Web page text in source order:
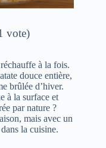
vote)
à la fois.
douce entière,
brûlée d’hiver.
à la surface et
par nature ?
mais avec un
la cuisine.